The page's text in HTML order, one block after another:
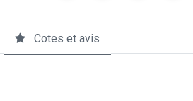
Cotes et avis